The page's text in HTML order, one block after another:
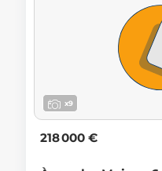
x9
218 000 €